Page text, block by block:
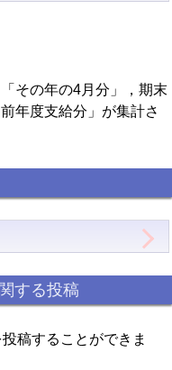
その年の4月分」，期末
年度支給分」が集計さ
する投稿
稿することができま